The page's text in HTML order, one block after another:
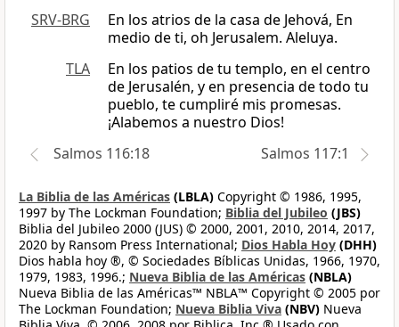
SRV-BRG
En los atrios de la casa de Jehová, En
medio de ti, oh Jerusalem. Aleluya.
TLA
En los patios de tu templo, en el centro
de Jerusalén, y en presencia de todo tu
pueblo, te cumpliré mis promesas.
¡Alabemos a nuestro Dios!
Salmos 116:18
Salmos 117:1
La Biblia de las Américas (LBLA) Copyright © 1986, 1995,
1997 by The Lockman Foundation; Biblia del Jubileo (JBS)
Biblia del Jubileo 2000 (JUS) © 2000, 2001, 2010, 2014, 2017,
2020 by Ransom Press International; Dios Habla Hoy (DHH)
Dios habla hoy ®, © Sociedades Bíblicas Unidas, 1966, 1970,
1979, 1983, 1996.; Nueva Biblia de las Américas (NBLA)
Nueva Biblia de las Américas™ NBLA™ Copyright © 2005 por
The Lockman Foundation; Nueva Biblia Viva (NBV) Nueva